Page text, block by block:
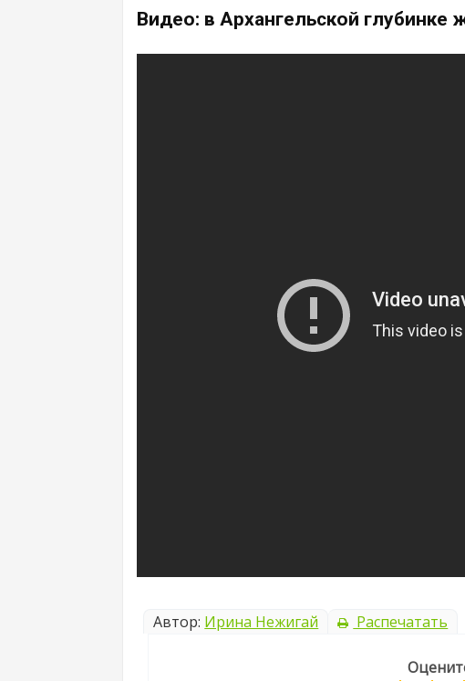
Видео: в Архангельской глубинке
Автор: Ирина Нежигай Распечатать